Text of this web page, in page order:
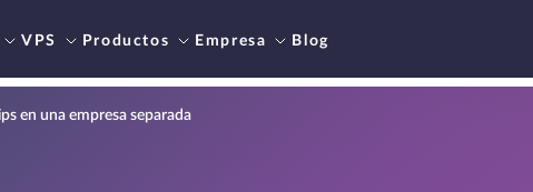
VPS Productos Empresa Blog
en una empresa separada